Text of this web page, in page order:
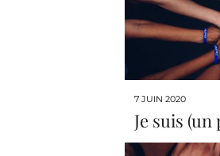
7 JUIN 2020
Je suis